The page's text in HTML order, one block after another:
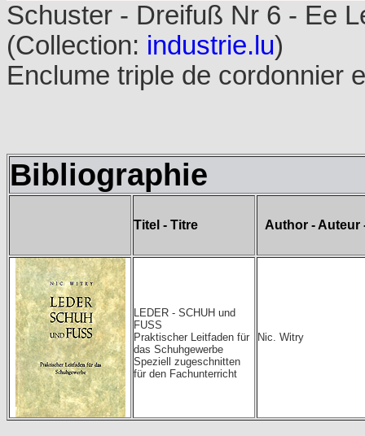
Schuster - Dreifuß Nr 6 - Ee
(Collection: industrie.lu)
Enclume triple de cordonnier
Bibliographie
Titel - Titre Author - Auteur
LEDER - SCHUH und
FUSS
Praktischer Leitfaden für
das Schuhgewerbe
Speziell zugeschnitten
für den Fachunterricht
Nic. Witry